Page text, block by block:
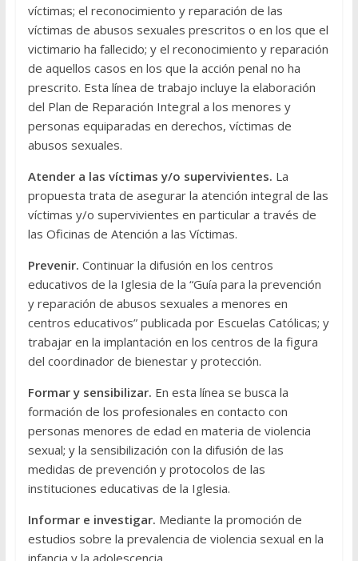
víctimas; el reconocimiento y reparación de las
víctimas de abusos sexuales prescritos o en los que el
victimario ha fallecido; y el reconocimiento y reparación
de aquellos casos en los que la acción penal no ha
prescrito. Esta línea de trabajo incluye la elaboración
del Plan de Reparación Integral a los menores y
personas equiparadas en derechos, víctimas de
abusos sexuales.
Atender a las víctimas y/o supervivientes. La
propuesta trata de asegurar la atención integral de las
víctimas y/o supervivientes en particular a través de
las Oficinas de Atención a las Víctimas.
Prevenir. Continuar la difusión en los centros
educativos de la Iglesia de la “Guía para la prevención
y reparación de abusos sexuales a menores en
centros educativos” publicada por Escuelas Católicas; y
trabajar en la implantación en los centros de la figura
del coordinador de bienestar y protección.
Formar y sensibilizar. En esta línea se busca la
formación de los profesionales en contacto con
personas menores de edad en materia de violencia
sexual; y la sensibilización con la difusión de las
medidas de prevención y protocolos de las
instituciones educativas de la Iglesia.
Informar e investigar. Mediante la promoción de
estudios sobre la prevalencia de violencia sexual en la
infancia y la adolescencia.